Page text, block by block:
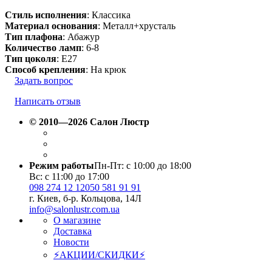
Стиль исполнения: Классика
Материал основания: Металл+хрусталь
Тип плафона: Абажур
Количество ламп: 6-8
Тип цоколя: E27
Способ крепления: На крюк
Задать вопрос
Написать отзыв
© 2010—2026 Салон Люстр
Режим работыПн-Пт: с 10:00 до 18:00
Вс: с 11:00 до 17:00
098 274 12 12050 581 91 91
г. Киев, б-р. Кольцова, 14Л
info@salonlustr.com.ua
О магазине
Доставка
Новости
⚡АКЦИИ/СКИДКИ⚡